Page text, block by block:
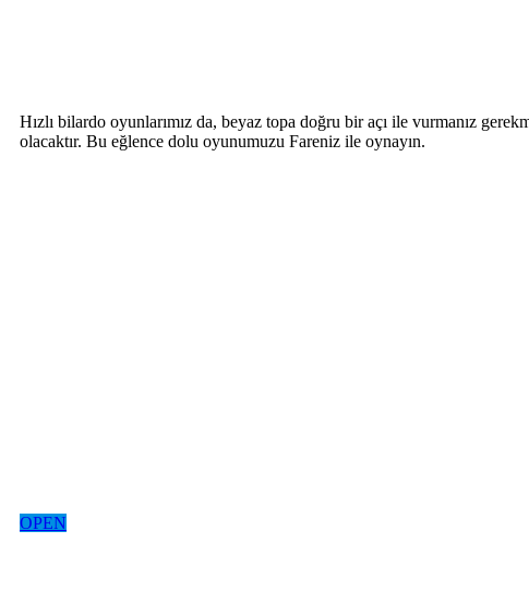
Hızlı bilardo oyunlarımız da, beyaz topa doğru bir açı ile vurmanız
olacaktır. Bu eğlence dolu oyunumuzu Fareniz ile oynayın.
OPEN